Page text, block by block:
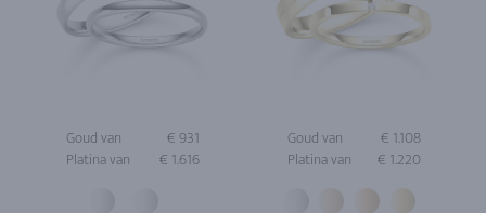
Goud van
€ 931
Platina van
€ 1.616
Goud van
€ 1.108
Platina van
€ 1.220